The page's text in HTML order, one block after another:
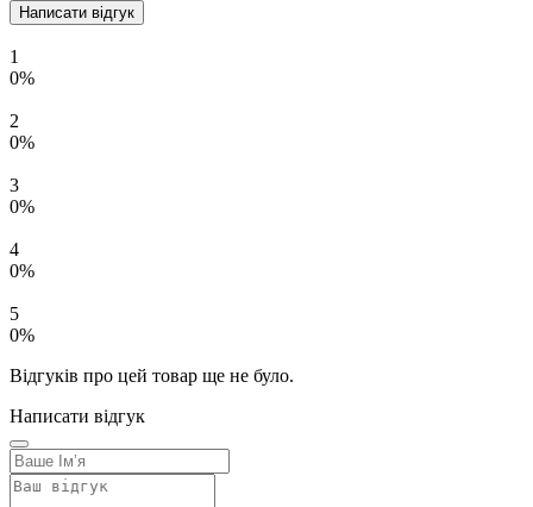
Написати відгук
1
0%
2
0%
3
0%
4
0%
5
0%
Відгуків про цей товар ще не було.
Написати відгук